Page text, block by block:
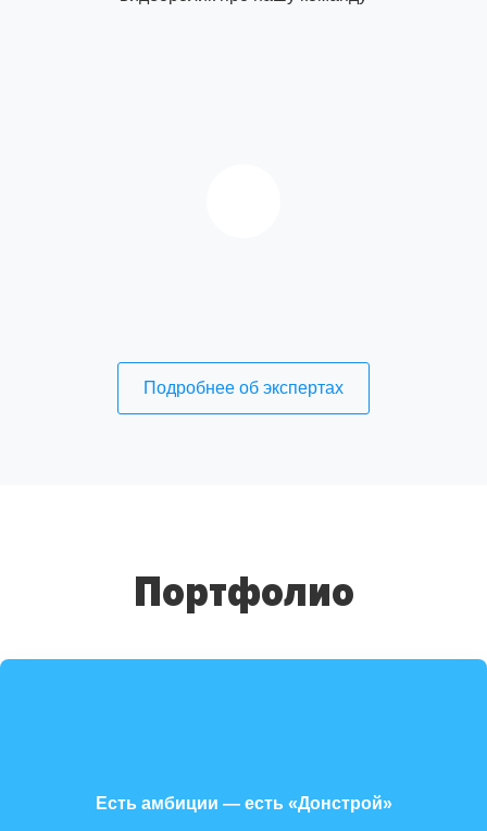
Подробнее об экспертах
Портфолио
Есть амбиции — есть «Донстрой»